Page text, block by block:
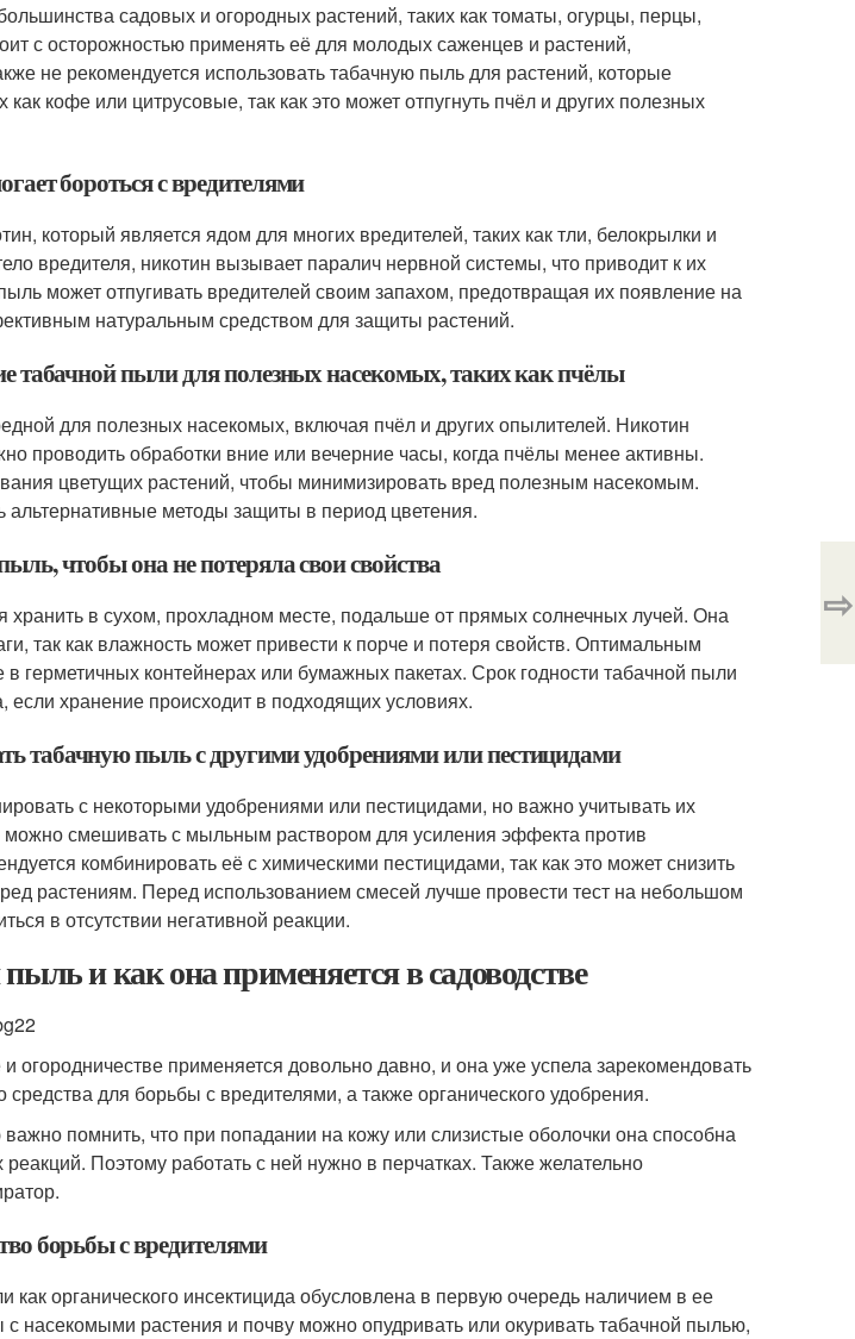
садовых и огородных растений, таких как томаты, огурцы, перцы,
с осторожностью применять её для молодых саженцев и растений,
не рекомендуется использовать табачную пыль для растений, которые
кофе или цитрусовые, так как это может отпугнуть пчёл и других полезных
бороться с вредителями
который является ядом для многих вредителей, таких как тли, белокрылки и
вредителя, никотин вызывает паралич нервной системы, что приводит к их
может отпугивать вредителей своим запахом, предотвращая их появление на
натуральным средством для защиты растений.
табачной пыли для полезных насекомых, таких как пчёлы
для полезных насекомых, включая пчёл и других опылителей. Никотин
проводить обработки вние или вечерние часы, когда пчёлы менее активны.
цветущих растений, чтобы минимизировать вред полезным насекомым.
альтернативные методы защиты в период цветения.
чтобы она не потеряла свои свойства
хранить в сухом, прохладном месте, подальше от прямых солнечных лучей. Она
так как влажность может привести к порче и потеря свойств. Оптимальным
герметичных контейнерах или бумажных пакетах. Срок годности табачной пыли
если хранение происходит в подходящих условиях.
табачную пыль с другими удобрениями или пестицидами
с некоторыми удобрениями или пестицидами, но важно учитывать их
смешивать с мыльным раствором для усиления эффекта против
комбинировать её с химическими пестицидами, так как это может снизить
растениям. Перед использованием смесей лучше провести тест на небольшом
в отсутствии негативной реакции.
и как она применяется в садоводстве
огородничестве применяется довольно давно, и она уже успела зарекомендовать
для борьбы с вредителями, а также органического удобрения.
помнить, что при попадании на кожу или слизистые оболочки она способна
реакций. Поэтому работать с ней нужно в перчатках. Также желательно
борьбы с вредителями
органического инсектицида обусловлена в первую очередь наличием в ее
насекомыми растения и почву можно опудривать или окуривать табачной пылью,
⇨